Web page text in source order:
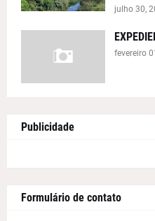
julho 30,
fevereiro
Publicidade
Formulário de contato